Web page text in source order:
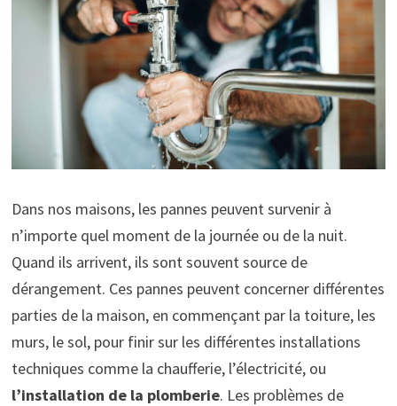
Dans nos maisons, les pannes peuvent survenir à
n’importe quel moment de la journée ou de la nuit.
Quand ils arrivent, ils sont souvent source de
dérangement. Ces pannes peuvent concerner différentes
parties de la maison, en commençant par la toiture, les
murs, le sol, pour finir sur les différentes installations
techniques comme la chaufferie, l’électricité, ou
l’installation de la plomberie. Les problèmes de